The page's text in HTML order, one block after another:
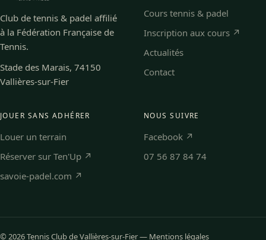
Club de tennis & padel affilié
à la Fédération Française de
Tennis.
Stade des Marais, 74150
Vallières-sur-Fier
Cours tennis & padel
Inscription aux cours ↗
Actualités
Contact
JOUER SANS ADHÉRER
Louer un terrain
Réserver sur Ten'Up ↗
savoie-padel.com ↗
NOUS SUIVRE
Facebook ↗
07 56 87 84 74
© 2026 Tennis Club de Vallières-sur-Fier — Mentions légales